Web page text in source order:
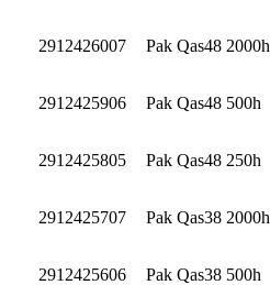
2912426007 Pak Qas48 2000h
2912425906 Pak Qas48 500h
2912425805 Pak Qas48 250h
2912425707 Pak Qas38 2000h
2912425606 Pak Qas38 500h